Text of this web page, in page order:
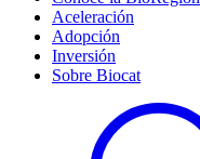
Aceleración
Adopción
Inversión
Sobre Biocat